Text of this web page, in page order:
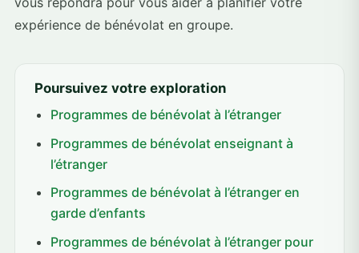
expérience de bénévolat en groupe.
Poursuivez votre exploration
Programmes de bénévolat à l’étranger
Programmes de bénévolat enseignant à
l’étranger
Programmes de bénévolat à l’étranger en
garde d’enfants
Programmes de bénévolat à l’étranger pour